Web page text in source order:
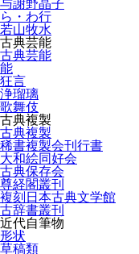
与謝野晶子
ら・わ行
若山牧水
古典芸能
古典芸能
能
狂言
浄瑠璃
歌舞伎
古典複製
古典複製
稀書複製会刊行書
大和絵同好会
古典保存会
尊経閣叢刊
複刻日本古典文学館
古辞書叢刊
近代自筆物
形状
草稿類